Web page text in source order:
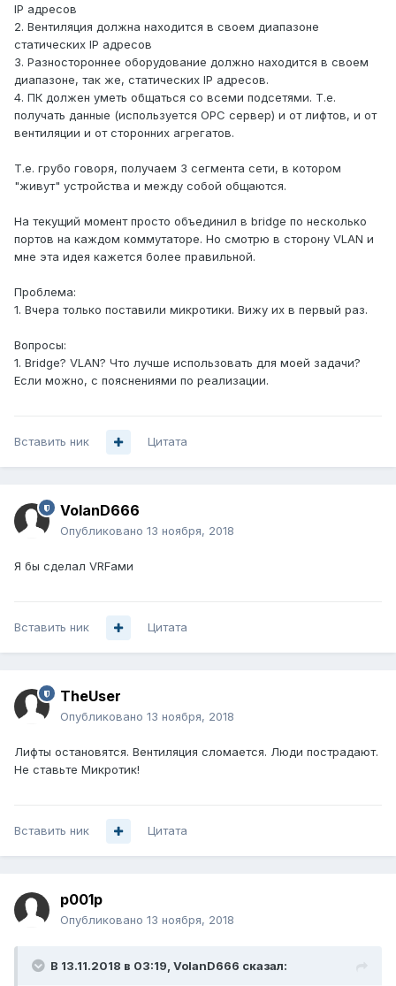
IP адресов
2. Вентиляция должна находится в своем диапазоне
статических IP адресов
3. Разностороннее оборудование должно находится в своем
диапазоне, так же, статических IP адресов.
4. ПК должен уметь общаться со всеми подсетями. Т.е.
получать данные (используется OPC сервер) и от лифтов, и от
вентиляции и от сторонних агрегатов.
Т.е. грубо говоря, получаем 3 сегмента сети, в котором
"живут" устройства и между собой общаются.
На текущий момент просто объединил в bridge по несколько
портов на каждом коммутаторе. Но смотрю в сторону VLAN и
мне эта идея кажется более правильной.
Проблема:
1. Вчера только поставили микротики. Вижу их в первый раз.
Вопросы:
1. Bridge? VLAN? Что лучше использовать для моей задачи?
Если можно, с пояснениями по реализации.
Вставить ник Цитата
VolanD666
Опубликовано 13 ноября, 2018
Я бы сделал VRFами
Вставить ник Цитата
TheUser
Опубликовано 13 ноября, 2018
Лифты остановятся. Вентиляция сломается. Люди пострадают.
Не ставьте Микротик!
Вставить ник Цитата
p001p
Опубликовано 13 ноября, 2018
В 13.11.2018 в 03:19, VolanD666 сказал: